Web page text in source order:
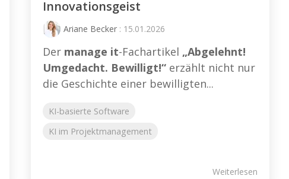
Innovationsgeist
Ariane Becker : 15.01.2026
Der manage it-Fachartikel „Abgelehnt!
Umgedacht. Bewilligt!“ erzählt nicht nur
die Geschichte einer bewilligten...
KI-basierte Software
KI im Projektmanagement
Weiterlesen